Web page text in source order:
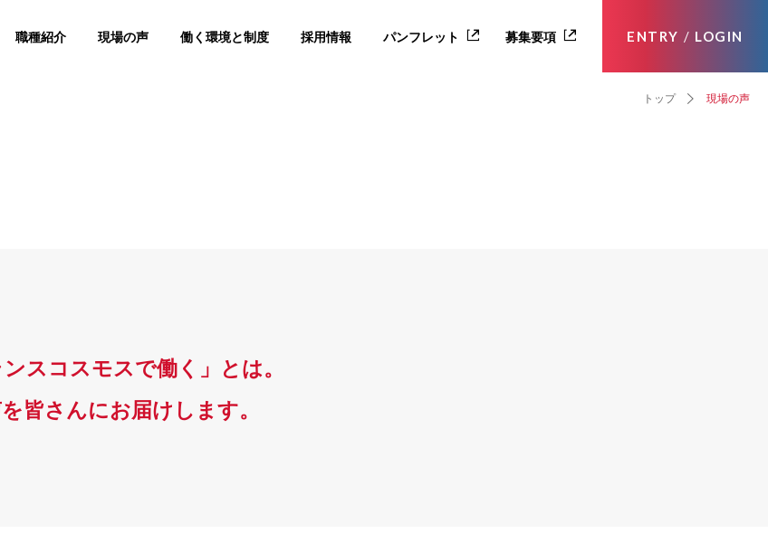
職種紹介 現場の声 働く環境と制度 採用情報 パンフレット 募集要項 ENTRY / LOGIN
トップ 現場の声
スコスモスで働く」とは。
皆さんにお届けします。